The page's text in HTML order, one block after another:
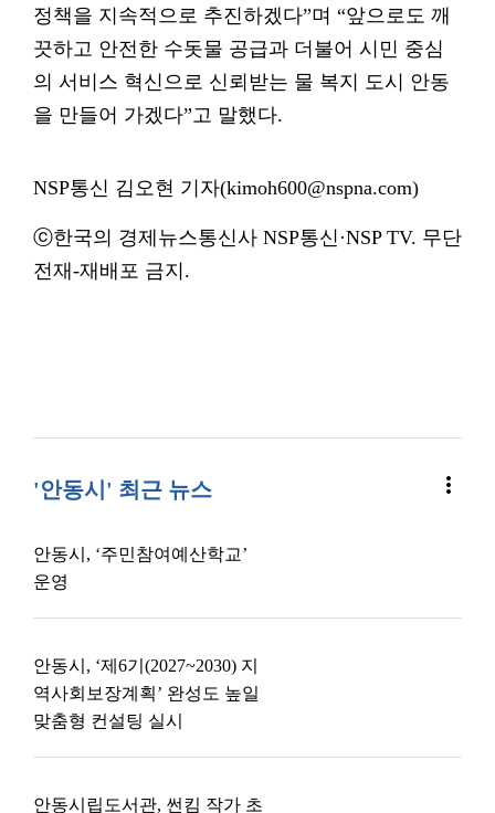
정책을 지속적으로 추진하겠다”며 “앞으로도 깨
끗하고 안전한 수돗물 공급과 더불어 시민 중심
의 서비스 혁신으로 신뢰받는 물 복지 도시 안동
을 만들어 가겠다”고 말했다.
NSP통신 김오현 기자(kimoh600@nspna.com)
ⓒ한국의 경제뉴스통신사 NSP통신·NSP TV. 무단
전재-재배포 금지.
'안동시' 최근 뉴스 more_vert
안동시, ‘주민참여예산학교’
운영
안동시, ‘제6기(2027~2030) 지
역사회보장계획’ 완성도 높일
맞춤형 컨설팅 실시
안동시립도서관, 썬킴 작가 초